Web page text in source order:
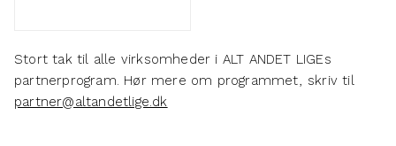
Stort tak til alle virksomheder i ALT ANDET LIGEs
partnerprogram. Hør mere om programmet, skriv til
partner@altandetlige.dk